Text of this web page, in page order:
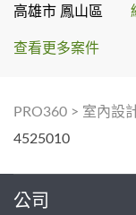
高雄市 鳳山區
查看更多案件
PRO360 > 室內設
4525010
公司